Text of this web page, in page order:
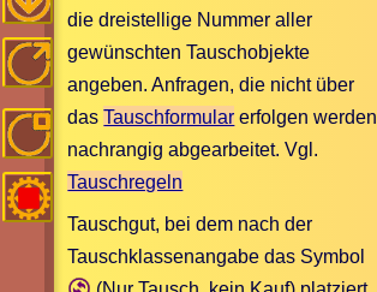
die dreistellige Nummer aller
gewünschten Tauschobjekte
angeben. Anfragen, die nicht über
dasTauschformular erfolgen werden
nachrangig abgearbeitet. Vgl.
Tauschregeln
Tauschgut, bei dem nach der
Tauschklassenangabe das Symbol